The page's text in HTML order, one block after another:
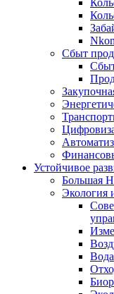
Сбыт
Устойчивое
Большая
Экология
Вода